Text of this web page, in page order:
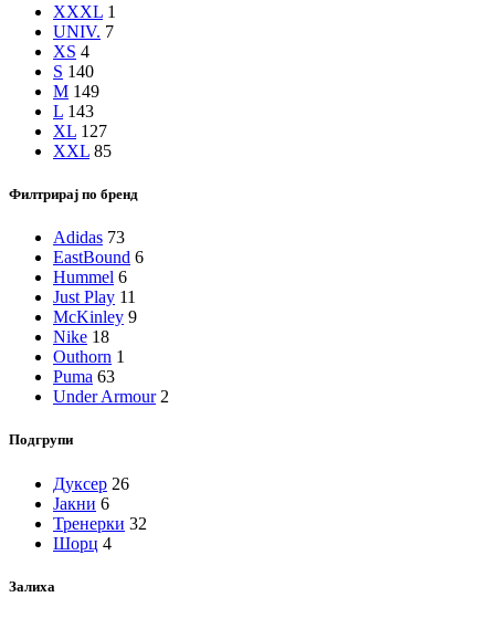
XXXL 1
UNIV. 7
XS 4
S 140
M 149
L 143
XL 127
XXL 85
Филтрирај по бренд
Adidas 73
EastBound 6
Hummel 6
Just Play 11
McKinley 9
Nike 18
Outhorn 1
Puma 63
Under Armour 2
Подгрупи
Дуксер 26
Јакни 6
Тренерки 32
Шорц 4
Залиха